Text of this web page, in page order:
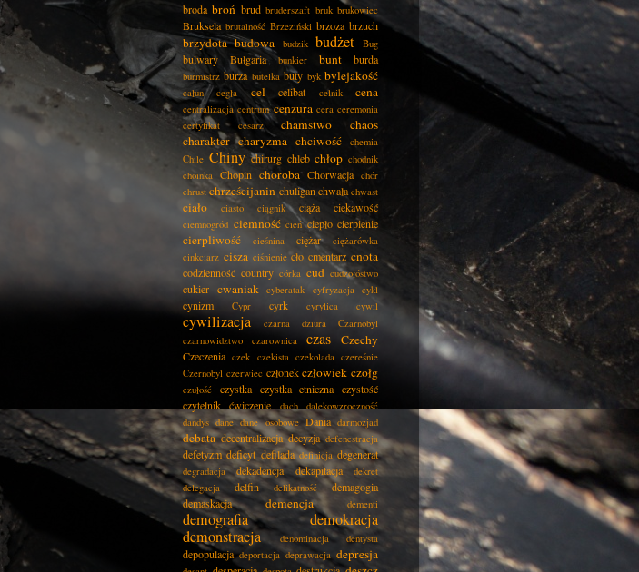
broda broń brud bruderszaft bruk brukowiec
Bruksela brutalność Brzeziński brzoza brzuch
brzydota budowa budzik budżet Bug
bulwary Bułgaria bunkier bunt burda
burmistrz burza butelka buty byk bylejakość
całun cegła cel celibat celnik cena
centralizacja centrum cenzura cera ceremonia
certyfikat
cesarz chamstwo
chaos
charakter charyzma chciwość
chemia
Chile Chiny chirurg chleb chłop chodnik
choinka Chopin choroba Chorwacja chór
chrust chrześcijanin chuligan chwała chwast
ciało ciasto ciągnik ciąża ciekawość
ciemnogród ciemność cień ciepło cierpienie
cierpliwość cieśnina ciężar
ciężarówka
cinkciarz cisza ciśnienie cło cmentarz cnota
codzienność country córka cud cudzołóstwo
cukier cwaniak cyberatak cyfryzacja cykl
cynizm Cypr cyrk cyrylica cywil
cywilizacja czarna dziura
Czarnobyl
czarnowidztwo
czarownica czas Czechy
Czeczenia czek czekista czekolada czereśnie
Czernobyl czerwiec członek człowiek czołg
czułość czystka czystka etniczna czystość
czytelnik ćwiczenie dach
dalekowzroczność
dandys dane dane osobowe Dania darmozjad
debata decentralizacja decyzja defenestracja
defetyzm deficyt defilada definicja degenerat
degradacja dekadencja dekapitacja
dekret
delegacja
delfin delikatność
demagogia
demaskacja
demencja dementi
demografia
demokracja
demonstracja
denominacja dentysta
depopulacja deportacja deprawacja depresja